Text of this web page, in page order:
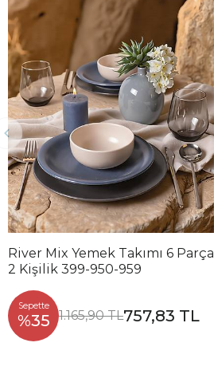
River Mix Yemek Takımı 6 Parça
2 Kişilik 399-950-959
Sepette
%35 1.165,90 TL757,83 TL